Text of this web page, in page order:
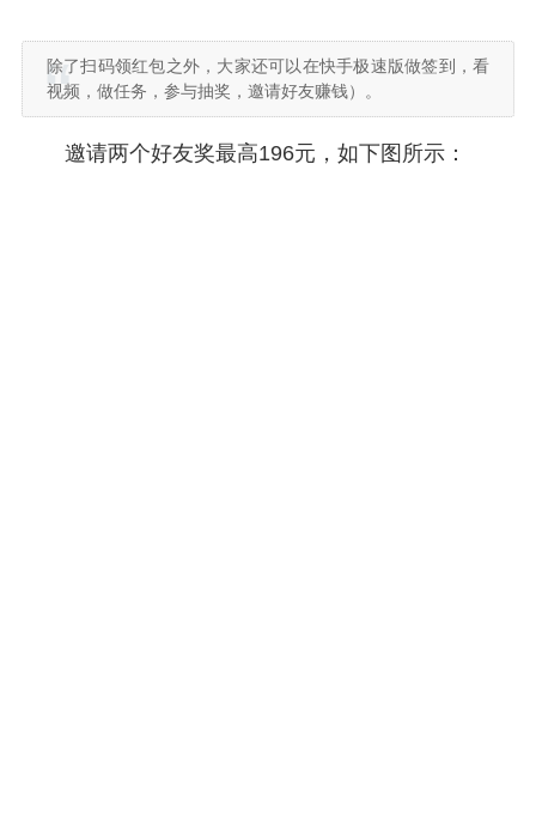
除了扫码领红包之外，大家还可以在快手极速版做签到，看
视频，做任务，参与抽奖，邀请好友赚钱）。
邀请两个好友奖最高196元，如下图所示：